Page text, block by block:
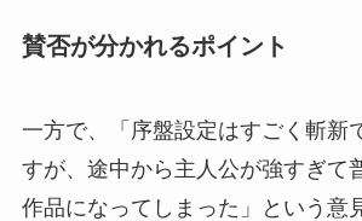
賛否が分かれるポイント
一方で、「序盤設定はすごく斬新
すが、途中から主人公が強すぎて
作品になってしまった」という意